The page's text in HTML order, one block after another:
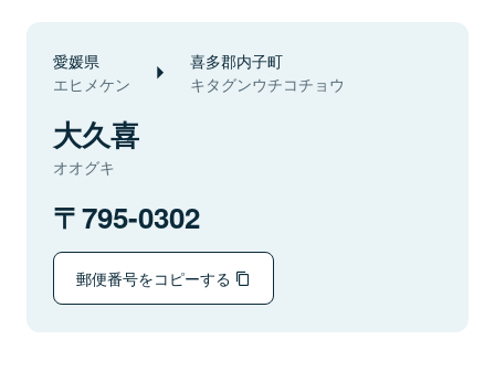
愛媛県
エヒメケン
喜多郡内子町
キタグンウチコチョウ
大久喜
オオグキ
795-0302
郵便番号をコピーする